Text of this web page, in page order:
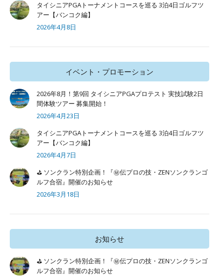
タイシニアPGAトーナメントコースを巡る 3泊4日ゴルフツ
アー【バンコク編】
2026年4月8日
イベント・プロモーション
2026年8月！第9回 タイシニアPGAプロテスト 実技試験2日
間体験ツアー 募集開始！
2026年4月23日
タイシニアPGAトーナメントコースを巡る 3泊4日ゴルフツ
アー【バンコク編】
2026年4月7日
⛳ ソンクラン特別企画！『㊙️伝プロの技・ZENソンクランゴ
ルフ合宿』開催のお知らせ
2026年3月18日
お知らせ
⛳ ソンクラン特別企画！『㊙️伝プロの技・ZENソンクランゴ
ルフ合宿』開催のお知らせ